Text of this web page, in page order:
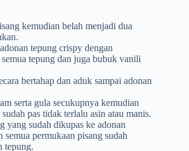
kemudian belah menjadi dua
tepung crispy dengan
tepung dan juga bubuk vanili
bertahap dan aduk sampai adonan
serta gula secukupnya kemudian
pas tidak terlalu asin atau manis.
yang sudah dikupas ke adonan
semua permukaan pisang sudah
tepung.